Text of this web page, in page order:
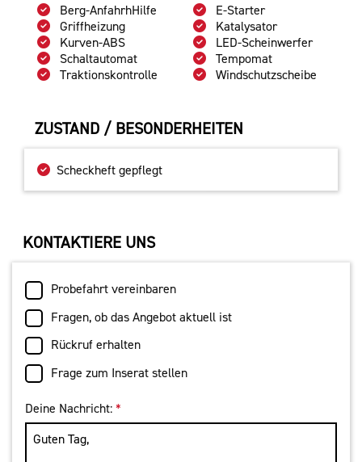
Berg-AnfahrhHilfe
E-Starter
Griffheizung
Katalysator
Kurven-ABS
LED-Scheinwerfer
Schaltautomat
Tempomat
Traktionskontrolle
Windschutzscheibe
ZUSTAND / BESONDERHEITEN
Scheckheft gepflegt
KONTAKTIERE UNS
Probefahrt vereinbaren
Fragen, ob das Angebot aktuell ist
Rückruf erhalten
Frage zum Inserat stellen
Deine Nachricht: *